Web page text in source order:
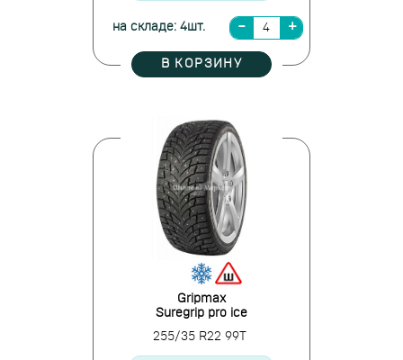
на складе: 4шт.
В КОРЗИНУ
Gripmax
Suregrip pro ice
255/35 R22 99T